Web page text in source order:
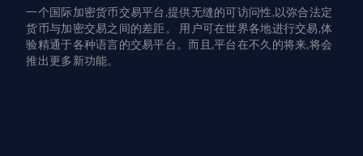
一个国际加密货币交易平台,提供无缝的可访问性,以弥合法定
货币与加密交易之间的差距。 用户可在世界各地进行交易,体
验精通于各种语言的交易平台。而且,平台在不久的将来,将会
推出更多新功能。